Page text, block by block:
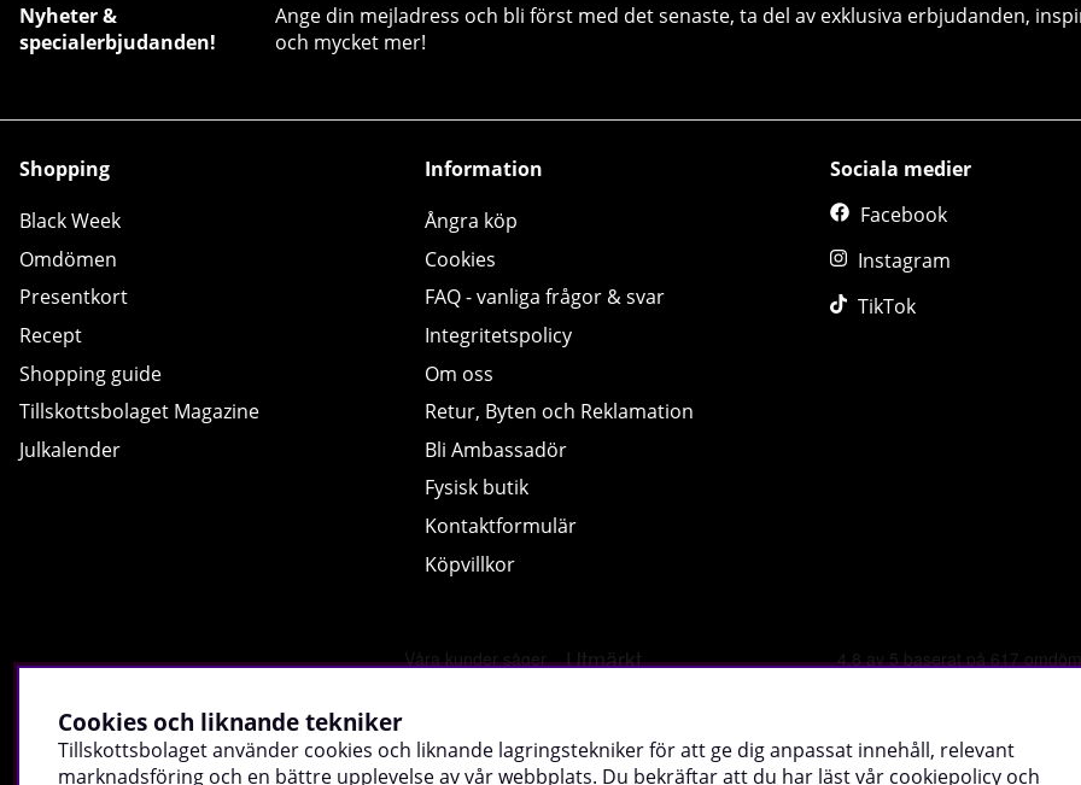
Nyheter &
specialerbjudanden!
Ange din mejladress och bli först med det senaste, ta del av exklusiva erbjudanden,
och mycket mer!
Shopping
Black Week
Omdömen
Presentkort
Recept
Shopping guide
Tillskottsbolaget Magazine
Julkalender
Information
Ångra köp
Cookies
FAQ - vanliga frågor & svar
Integritetspolicy
Om oss
Retur, Byten och Reklamation
Bli Ambassadör
Fysisk butik
Kontaktformulär
Köpvillkor
Sociala medier
Facebook
Instagram
TikTok
Cookies och liknande tekniker
Tillskottsbolaget använder cookies och liknande lagringstekniker för att ge dig anpassat innehåll, relevant
marknadsföring och en bättre upplevelse av vår webbplats. Du bekräftar att du har läst vår cookiepolicy och